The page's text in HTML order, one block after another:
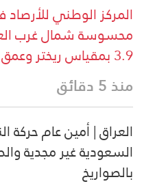
المركز الوطني
محسوسة شمال غرب
3.9 بمقياس ريختر وعمق بؤري6كم
منذ 5 دقائق
العراق | أمين عام حركة
السعودية غير مجدية
بالصواريخ